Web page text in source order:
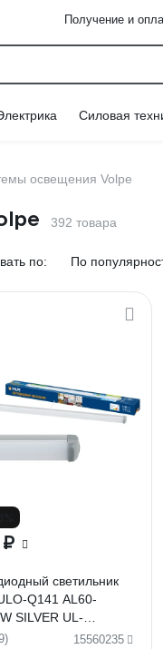
Получение и
Силовая
освещения Volpe
392 товара
по: По
светильник
Q141 AL60-
SILVER UL-
15560235